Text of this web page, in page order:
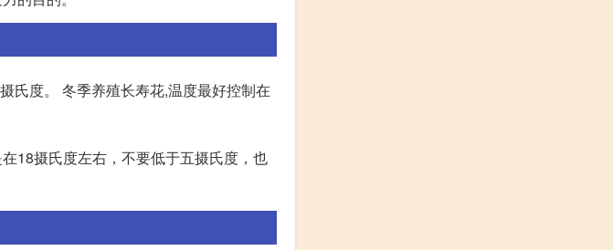
氏度。 冬季养殖长寿花,温度最好控制在
18摄氏度左右，不要低于五摄氏度，也